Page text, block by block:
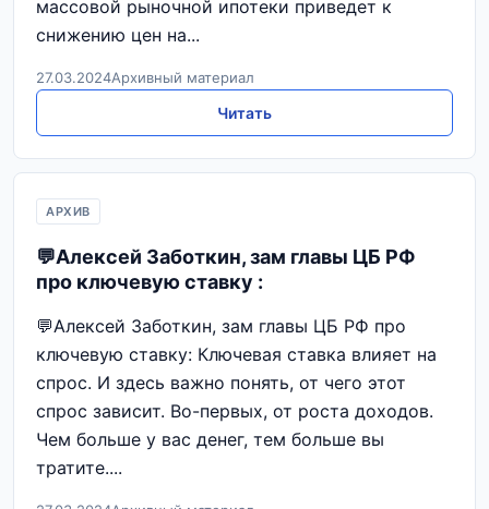
массовой рыночной ипотеки приведет к
снижению цен на...
27.03.2024Архивный материал
Читать
АРХИВ
💬Алексей Заботкин, зам главы ЦБ РФ
про ключевую ставку :
💬Алексей Заботкин, зам главы ЦБ РФ про
ключевую ставку: Ключевая ставка влияет на
спрос. И здесь важно понять, от чего этот
спрос зависит. Во-первых, от роста доходов.
Чем больше у вас денег, тем больше вы
тратите....